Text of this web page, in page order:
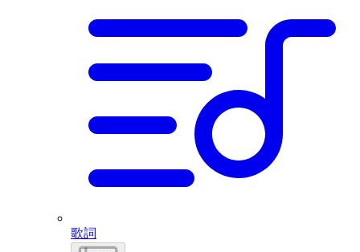
歌詞